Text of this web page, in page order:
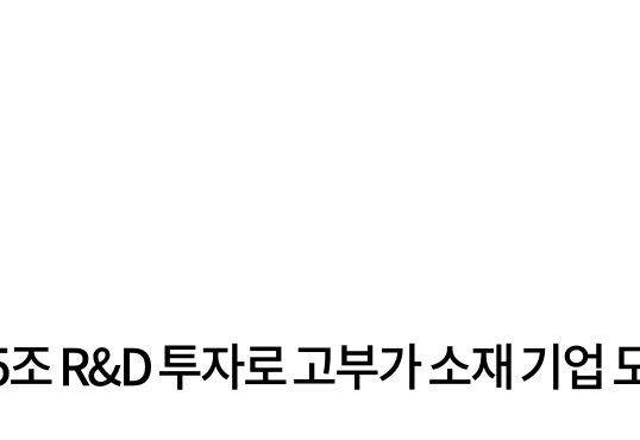
R&D 투자로 고부가 소재 기